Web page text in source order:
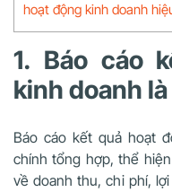
hoạt động kinh doanh
1. Báo cáo
kinh doanh
Báo cáo kết quả hoạt
chính tổng hợp, thể
về doanh thu, chi phí,